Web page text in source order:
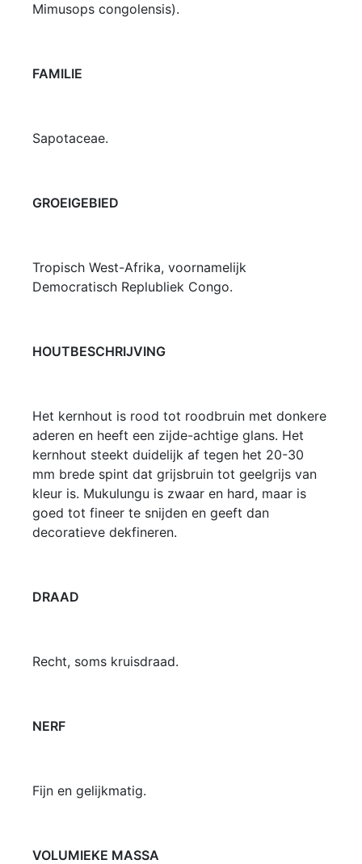
Mimusops congolensis).
FAMILIE
Sapotaceae.
GROEIGEBIED
Tropisch West-Afrika, voornamelijk
Democratisch Replubliek Congo.
HOUTBESCHRIJVING
Het kernhout is rood tot roodbruin met donkere
aderen en heeft een zijde-achtige glans. Het
kernhout steekt duidelijk af tegen het 20-30
mm brede spint dat grijsbruin tot geelgrijs van
kleur is. Mukulungu is zwaar en hard, maar is
goed tot fineer te snijden en geeft dan
decoratieve dekfineren.
DRAAD
Recht, soms kruisdraad.
NERF
Fijn en gelijkmatig.
VOLUMIEKE MASSA